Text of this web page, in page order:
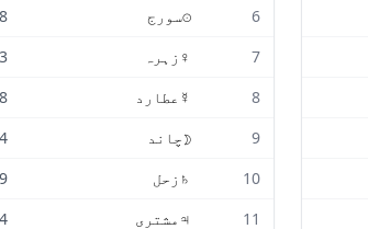
6
☉سورج
7
♀ زہرہ
8
☿ عطارد
9
☽چاند
10
♄ زحل
11
♃ مشتری